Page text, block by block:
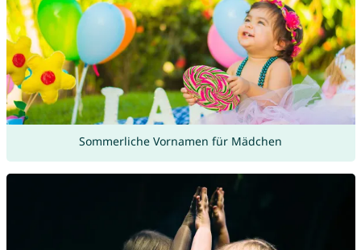
Sommerliche Vornamen für Mädchen